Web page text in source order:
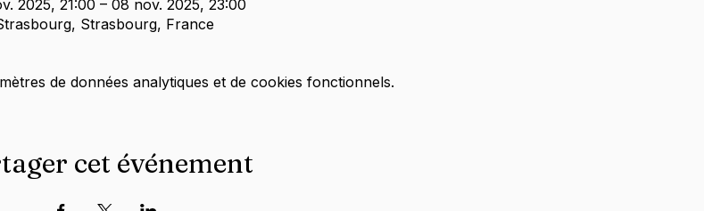
2025, 21:00 – 08 nov. 2025, 23:00
Strasbourg, France
de données analytiques et de cookies fonctionnels.
cet événement